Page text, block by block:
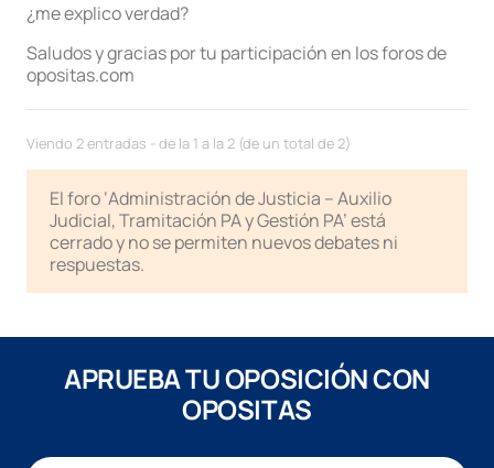
¿me explico verdad?
Saludos y gracias por tu participación en los foros de
opositas.com
Viendo 2 entradas - de la 1 a la 2 (de un total de 2)
El foro ‘Administración de Justicia – Auxilio
Judicial, Tramitación PA y Gestión PA’ está
cerrado y no se permiten nuevos debates ni
respuestas.
APRUEBA TU OPOSICIÓN CON
OPOSITAS